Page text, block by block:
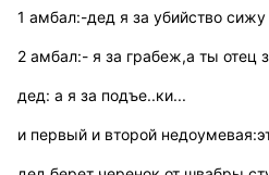
1 амбал:-дед я за убийство сижу
2 амбал:- я за грабеж,а ты отец
дед: а я за подъе..ки...
и первый и второй